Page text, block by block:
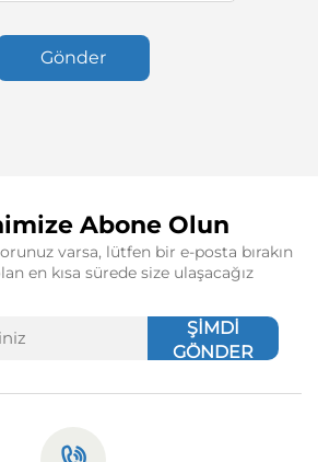
Gönder
Abone Olun
varsa, lütfen bir e-posta bırakın
en kısa sürede size ulaşacağız
ŞİMDİ
GÖNDER